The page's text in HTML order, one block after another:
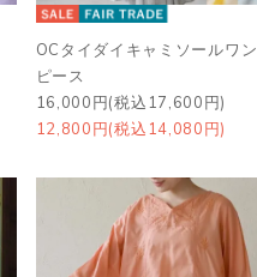
OCタイダイキャミソールワン
ピース
16,000円(税込17,600円)
12,800円(税込14,080円)